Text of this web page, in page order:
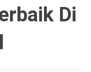
Di